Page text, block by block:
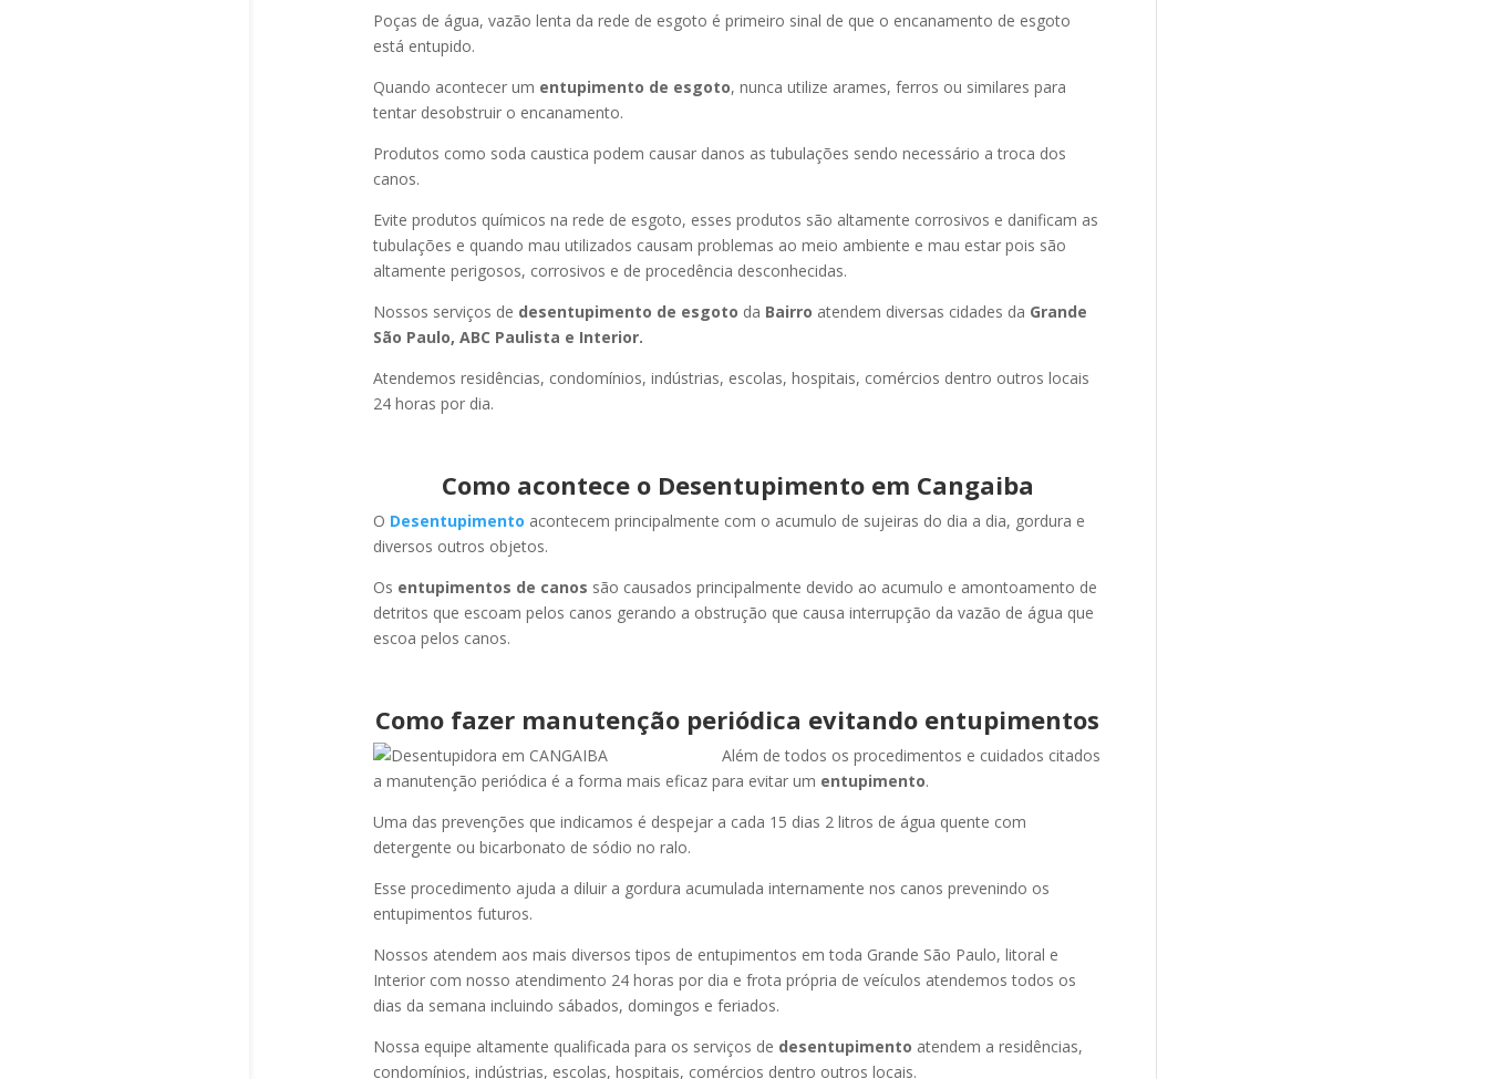
Poças de água, vazão lenta da rede de esgoto é primeiro sinal de que o encanamento de esgoto
está entupido.
Quando acontecer um entupimento de esgoto, nunca utilize arames, ferros ou similares para
tentar desobstruir o encanamento.
Produtos como soda caustica podem causar danos as tubulações sendo necessário a troca dos
canos.
Evite produtos químicos na rede de esgoto, esses produtos são altamente corrosivos e danificam as
tubulações e quando mau utilizados causam problemas ao meio ambiente e mau estar pois são
altamente perigosos, corrosivos e de procedência desconhecidas.
Nossos serviços de desentupimento de esgoto da Bairro atendem diversas cidades da Grande
São Paulo, ABC Paulista e Interior.
Atendemos residências, condomínios, indústrias, escolas, hospitais, comércios dentro outros locais
24 horas por dia.
Como acontece o Desentupimento em Cangaiba
O Desentupimento acontecem principalmente com o acumulo de sujeiras do dia a dia, gordura e
diversos outros objetos.
Os entupimentos de canos são causados principalmente devido ao acumulo e amontoamento de
detritos que escoam pelos canos gerando a obstrução que causa interrupção da vazão de água que
escoa pelos canos.
Como fazer manutenção periódica evitando entupimentos
Além de todos os procedimentos e cuidados citados
a manutenção periódica é a forma mais eficaz para evitar um entupimento.
Uma das prevenções que indicamos é despejar a cada 15 dias 2 litros de água quente com
detergente ou bicarbonato de sódio no ralo.
Esse procedimento ajuda a diluir a gordura acumulada internamente nos canos prevenindo os
entupimentos futuros.
Nossos atendem aos mais diversos tipos de entupimentos em toda Grande São Paulo, litoral e
Interior com nosso atendimento 24 horas por dia e frota própria de veículos atendemos todos os
dias da semana incluindo sábados, domingos e feriados.
Nossa equipe altamente qualificada para os serviços de desentupimento atendem a residências,
condomínios, indústrias, escolas, hospitais, comércios dentro outros locais.